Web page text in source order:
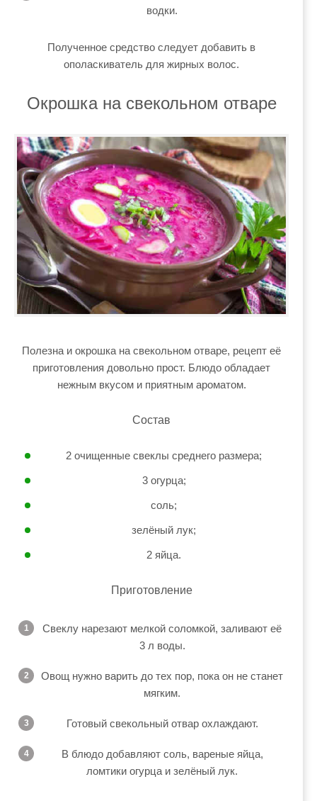
водки.
Полученное средство следует добавить в
ополаскиватель для жирных волос.
Окрошка на свекольном отваре
Полезна и окрошка на свекольном отваре, рецепт её
приготовления довольно прост. Блюдо обладает
нежным вкусом и приятным ароматом.
Состав
2 очищенные свеклы среднего размера;
3 огурца;
соль;
зелёный лук;
2 яйца.
Приготовление
Свеклу нарезают мелкой соломкой, заливают её
3 л воды.
Овощ нужно варить до тех пор, пока он не станет
мягким.
Готовый свекольный отвар охлаждают.
В блюдо добавляют соль, вареные яйца,
ломтики огурца и зелёный лук.